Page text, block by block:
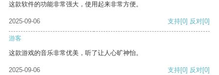
这款软件的功能非常强大，使用起来非常方便。
2025-09-06 支持[0] 反对[0]
游客
这款游戏的音乐非常优美，听了让人心旷神怡。
2025-09-06 支持[0] 反对[0]